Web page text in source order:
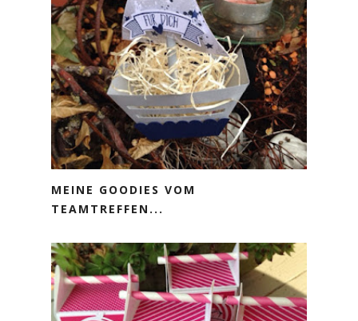
MEINE GOODIES VOM
TEAMTREFFEN...